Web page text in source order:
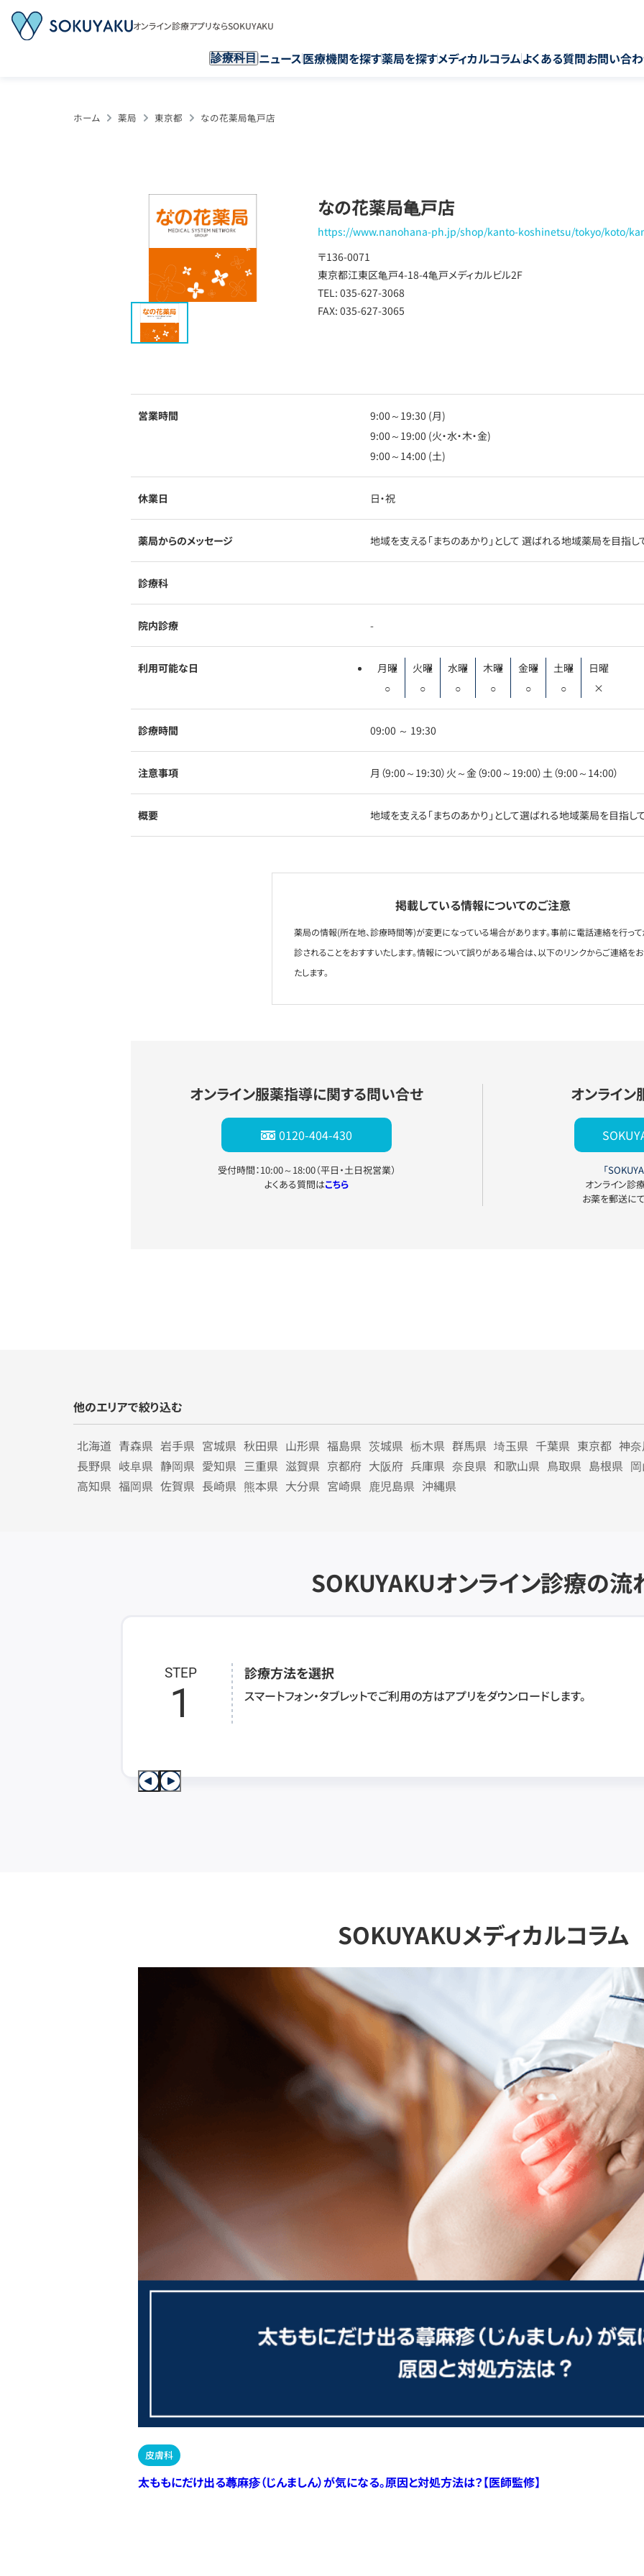
オンライン診療アプリならSOKUYAKU
診療科目 ニュース医療機関を探す薬局を探すメディカルコラムよくある質問お問い合
ホーム 薬局 東京都 なの花薬局亀戸店
なの花薬局亀戸店
https://www.nanohana-ph.jp/shop/kanto-koshinetsu/tokyo/koto/
〒136-0071
東京都江東区亀戸4-18-4亀戸メディカルビル2F
TEL: 035-627-3068
FAX: 035-627-3065
営業時間
9:00～19:30 (月)
9:00～19:00 (火・水・木・金)
9:00～14:00 (土)
休業日 日・祝
薬局からのメッセージ 地域を支える「まちのあかり」として 選ばれる地域薬局を目指し
診療科
院内診療 -
利用可能な日
月曜
○
火曜
○
水曜
○
木曜
○
金曜
○
土曜
○
日曜
×
診療時間 09:00 ～ 19:30
注意事項 月（9:00～19:30）火～金（9:00～19:00）土（9:00～14:00）
概要 地域を支える「まちのあかり」として選ばれる地域薬局を目指し
掲載している情報についてのご注意
薬局の情報(所在地、診療時間等)が変更になっている場合があります。事前に電話連絡を行っ
診されることをおすすいたします。情報について誤りがある場合は、以下のリンクからご連絡を
たします。
オンライン服薬指導に関する問い合せ
0120-404-430
受付時間：10:00～18:00（平日・土日祝営業）
よくある質問はこちら
オンライ
「
オンライン診
お薬を郵送に
他のエリアで絞り込む
北海道 青森県 岩手県 宮城県 秋田県 山形県 福島県 茨城県 栃木県 群馬県 埼玉県 千葉県 東京都 神
長野県 岐阜県 静岡県 愛知県 三重県 滋賀県 京都府 大阪府 兵庫県 奈良県 和歌山県 鳥取県 島根県
高知県 福岡県 佐賀県 長崎県 熊本県 大分県 宮崎県 鹿児島県 沖縄県
SOKUYAKUオンライン診療の流
STEP
1
診療方法を選択
スマートフォン・タブレットでご利用の方はアプリをダウンロードします。
SOKUYAKUメディカルコラム
皮膚科
太ももにだけ出る蕁麻疹（じんましん）が気になる。原因と対処方法は？【医師監修】